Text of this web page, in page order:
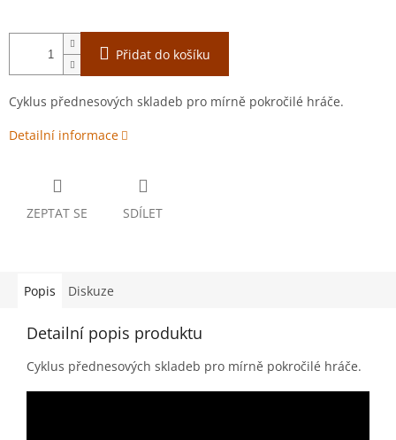
Přidat do košíku
Cyklus přednesových skladeb pro mírně pokročilé hráče.
Detailní informace
ZEPTAT SE SDÍLET
Popis Diskuze
Detailní popis produktu
Cyklus přednesových skladeb pro mírně pokročilé hráče.